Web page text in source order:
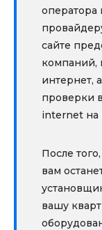
сайте
интернет,
проверки
internet на
После
вам
вашу